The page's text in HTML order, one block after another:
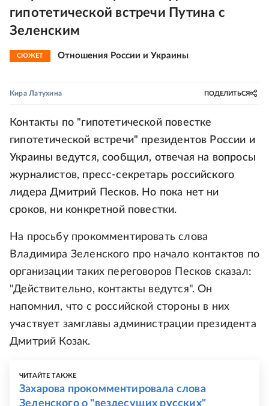
гипотетической встречи Путина с
Зеленским
СЮЖЕТ Отношения России и Украины
Кира Латухина ПОДЕЛИТЬСЯ
Контакты по "гипотетической повестке
гипотетической встречи" президентов России и
Украины ведутся, сообщил, отвечая на вопросы
журналистов, пресс-секретарь российского
лидера Дмитрий Песков. Но пока нет ни
сроков, ни конкретной повестки.
На просьбу прокомментировать слова
Владимира Зеленского про начало контактов по
организации таких переговоров Песков сказал:
"Действительно, контакты ведутся". Он
напомнил, что с российской стороны в них
участвует замглавы администрации президента
Дмитрий Козак.
ЧИТАЙТЕ ТАКЖЕ
Захарова прокомментировала слова
Зеленского о "вездесущих русских"